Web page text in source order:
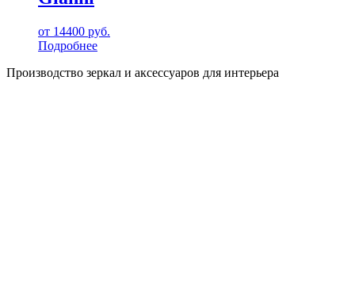
от 14400 руб.
Подробнее
Производство зеркал и аксессуаров для интерьера